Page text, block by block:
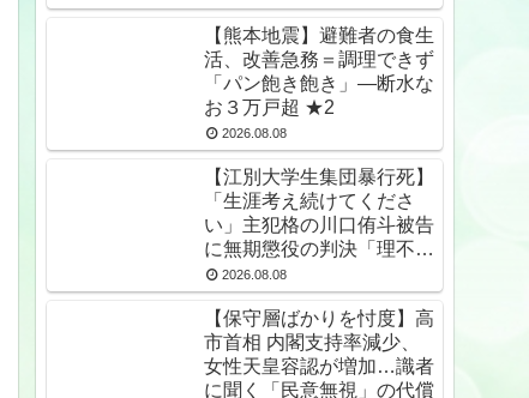
【熊本地震】避難者の食生
活、改善急務＝調理できず
「パン飽き飽き」―断水な
お３万戸超 ★2
2026.08.08
【江別大学生集団暴行死】
「生涯考え続けてくださ
い」主犯格の川口侑斗被告
に無期懲役の判決「理不尽
以外の何ものでもない」
★2
2026.08.08
【保守層ばかりを忖度】高
市首相 内閣支持率減少、
女性天皇容認が増加…識者
に聞く「民意無視」の代償